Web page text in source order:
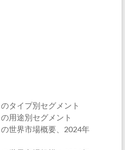
タイプ別セグメント
用途別セグメント
世界市場概要、2024年